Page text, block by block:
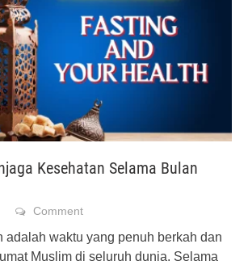
Kesehatan Selama Bulan
Comment
adalah waktu yang penuh berkah dan
Muslim di seluruh dunia. Selama